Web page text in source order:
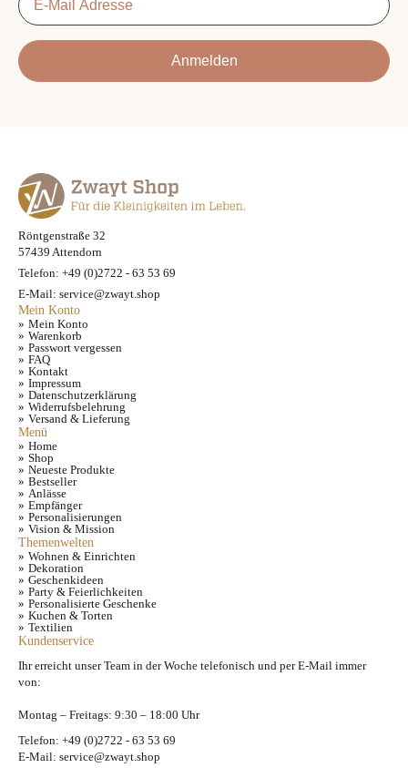
Anmelden
Röntgenstraße 32
57439 Attendorn
Telefon: +49 (0)2722 - 63 53 69
E-Mail: service@zwayt.shop
Mein Konto
Mein Konto
Warenkorb
Passwort vergessen
FAQ
Kontakt
Impressum
Datenschutzerklärung
Widerrufsbelehrung
Versand & Lieferung
Menü
Home
Shop
Neueste Produkte
Bestseller
Anlässe
Empfänger
Personalisierungen
Vision & Mission
Themenwelten
Wohnen & Einrichten
Dekoration
Geschenkideen
Party & Feierlichkeiten
Personalisierte Geschenke
Kuchen & Torten
Textilien
Kundenservice
Ihr erreicht unser Team in der Woche telefonisch und per E-Mail immer
von:
Montag – Freitags: 9:30 – 18:00 Uhr
Telefon: +49 (0)2722 - 63 53 69
E-Mail: service@zwayt.shop